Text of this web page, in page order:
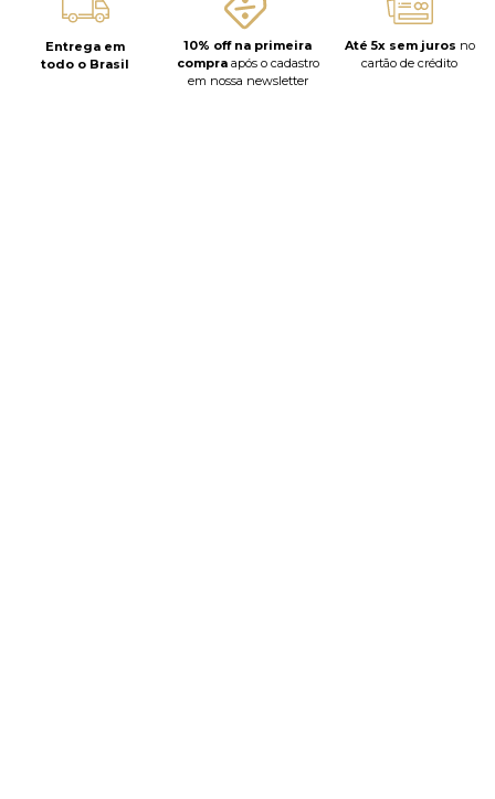
Entrega em
todo o Brasil
10% off na primeira
compraapós o cadastro
em nossa newsletter
Até 5x sem juros no
cartão de crédito